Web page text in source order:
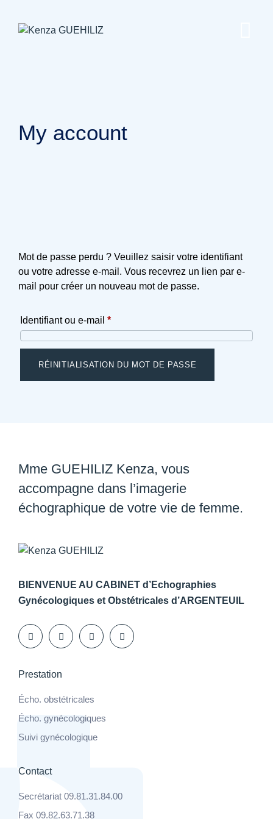
content
My account
Mot de passe perdu ? Veuillez saisir votre identifiant
ou votre adresse e-mail. Vous recevrez un lien par e-
mail pour créer un nouveau mot de passe.
Identifiant ou e-mail *Obligatoire
RÉINITIALISATION DU MOT DE PASSE
Mme GUEHILIZ Kenza, vous
accompagne dans l’imagerie
échographique de votre vie de femme.
BIENVENUE AU CABINET d’Echographies
Gynécologiques et Obstétricales d’ARGENTEUIL
Prestation
Écho. obstétricales
Écho. gynécologiques
Suivi gynécologique
Contact
Secrétariat 09.81.31.84.00
Fax 09.82.63.71.38